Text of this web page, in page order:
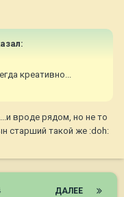
креативно...
вроде рядом, но не то
старший такой же :doh:
ДАЛЕЕ